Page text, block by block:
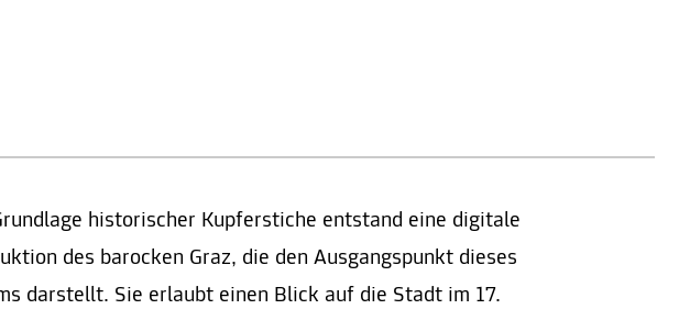
historischer Kupferstiche entstand eine digitale
des barocken Graz, die den Ausgangspunkt dieses
darstellt. Sie erlaubt einen Blick auf die Stadt im 17.